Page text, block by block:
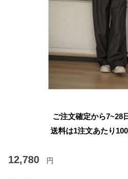
ご注文確定から7~28
送料は1注文あたり
12,780 円